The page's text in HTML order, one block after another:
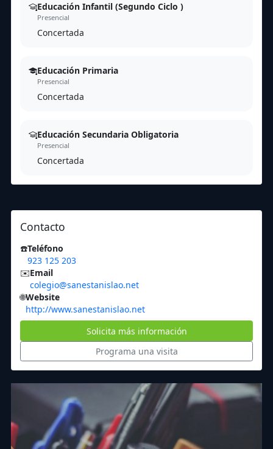
Educación Infantil (Segundo Ciclo )
Presencial
Concertada
Educación Primaria
Presencial
Concertada
Educación Secundaria Obligatoria
Presencial
Concertada
Contacto
☎️Teléfono
923 125 203
✉️Email
colegio@sanestanislao.net
🌐Website
http://www.sanestanislao.net
Solicita más información
Programa una visita